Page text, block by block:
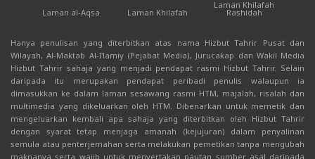
Laman al-Aqsa Laman Khilafah
Laman Khilafah
Rashidah
Hanya penulisan yang diterbitkan atas nama Hizbut Tahrir Pusat dan
Wilayah, Al-Maktab Al-I'lamiy (Pejabat Media), Jurucakap dan Wakil Media
Hizbut Tahrir sahaja yang menjadi pendapat rasmi Hizbut Tahrir. Selain
daripada itu merupakan pendapat peribadi penulis walaupun ia
dimasukkan ke dalam laman sesawang rasmi HTM, majalah, risalah dan
multimedia yang dikeluarkan oleh HTM. Dibenarkan untuk memetik dan
mengeluarkan kembali apa sahaja yang diterbitkan oleh Hizbut Tahrir
dengan syarat tetap menjaga amanah (kejujuran) dalam penyalinan
semula atau penterjemahan serta melakukan pemetikan tanpa mengubah
maknanya serta wajib untuk menyertakan pautan sumber asal daripada